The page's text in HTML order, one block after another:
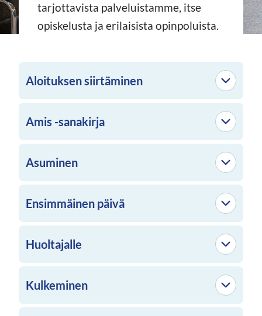
tarjottavista palveluistamme, itse
opiskelusta ja erilaisista opinpoluista.
Aloituksen siirtäminen
Amis -sanakirja
Asuminen
Ensimmäinen päivä
Huoltajalle
Kulkeminen